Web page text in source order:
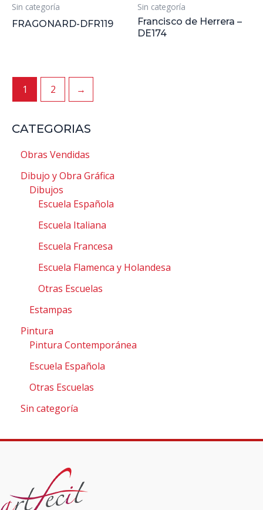
Sin categoría
FRAGONARD-DFR119
Sin categoría
Francisco de Herrera –
DE174
1 2 →
CATEGORIAS
Obras Vendidas
Dibujo y Obra Gráfica
Dibujos
Escuela Española
Escuela Italiana
Escuela Francesa
Escuela Flamenca y Holandesa
Otras Escuelas
Estampas
Pintura
Pintura Contemporánea
Escuela Española
Otras Escuelas
Sin categoría